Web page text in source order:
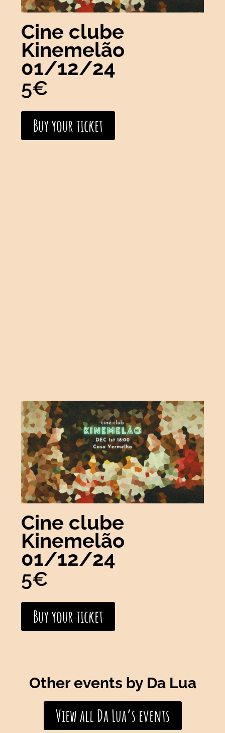
Cine clube
Kinemelão
01/12/24
5€
Buy your ticket
Cine clube
Kinemelão
01/12/24
5€
Buy your ticket
Other events by Da Lua
View all Da Lua’s events